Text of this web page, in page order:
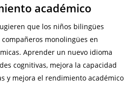
académico
que los niños bilingües
monolingües en
Aprender un nuevo idioma
cognitivas, mejora la capacidad
y mejora el rendimiento académico